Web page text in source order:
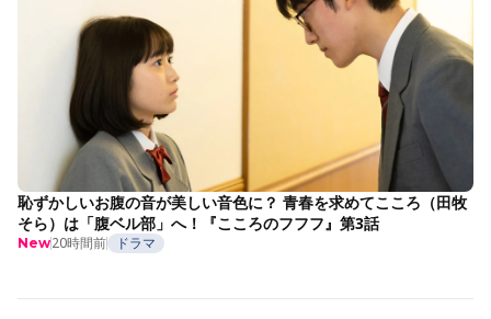
恥ずかしいお腹の音が美しい音色に？ 青春を求めてこころ（田牧
そら）は「腹ベル部」へ！『こころのフフフ』第3話
New20時間前 ドラマ